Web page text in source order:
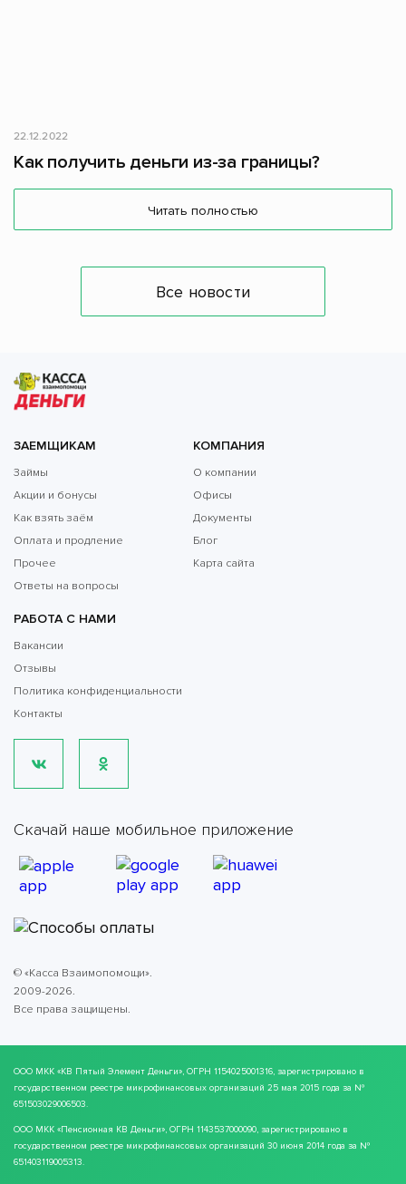
22.12.2022
Как получить деньги из-за границы?
Читать полностью
Все новости
ЗАЕМЩИКАМ
Займы
Акции и бонусы
Как взять заём
Оплата и продление
Прочее
Ответы на вопросы
КОМПАНИЯ
О компании
Офисы
Документы
Блог
Карта сайта
РАБОТА С НАМИ
Вакансии
Отзывы
Политика конфиденциальности
Контакты
Скачай наше мобильное приложение
© «Касса Взаимопомощи».
2009-2026.
Все права защищены.
ООО МКК «КВ Пятый Элемент Деньги», ОГРН 1154025001316, зарегистрировано в
государственном реестре микрофинансовых организаций 25 мая 2015 года за №
651503029006503.
ООО МКК «Пенсионная КВ Деньги», ОГРН 1143537000090, зарегистрировано в
государственном реестре микрофинансовых организаций 30 июня 2014 года за №
651403119005313.